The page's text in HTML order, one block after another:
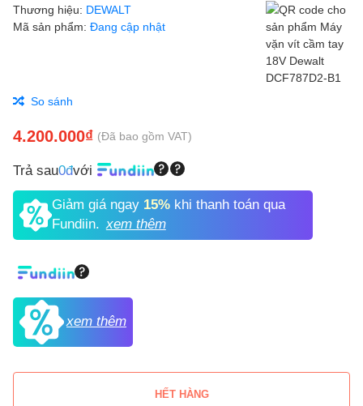
Thương hiệu: DEWALT
Mã sản phẩm: Đang cập nhật
So sánh
4.200.000₫ (Đã bao gồm VAT)
Trả sau0đvới
Giảm giá ngay 15%khi thanh toán qua
Fundiin. xem thêm
xem thêm
HẾT HÀNG